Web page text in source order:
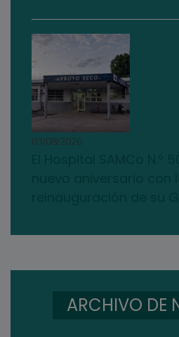
03/08/2026
ARCHIVO DE